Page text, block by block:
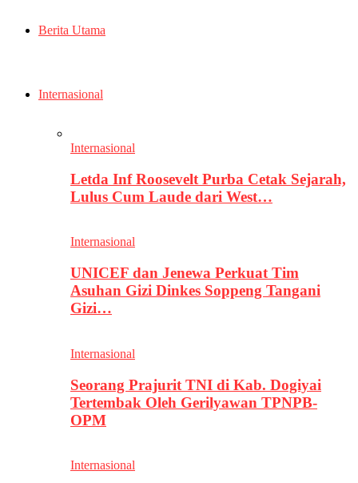
Berita Utama
Internasional
Internasional
Letda Inf Roosevelt Purba Cetak Sejarah,
Lulus Cum Laude dari West…
Internasional
UNICEF dan Jenewa Perkuat Tim
Asuhan Gizi Dinkes Soppeng Tangani
Gizi…
Internasional
Seorang Prajurit TNI di Kab. Dogiyai
Tertembak Oleh Gerilyawan TPNPB-
OPM
Internasional